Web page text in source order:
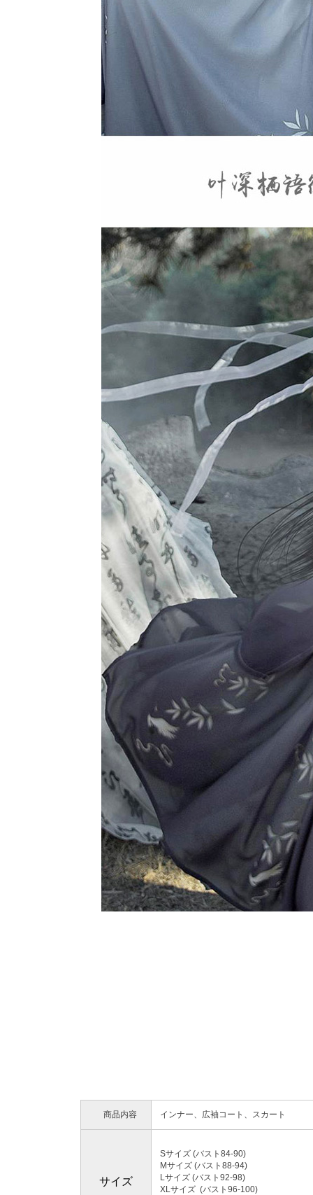
商品内容 インナー、広袖コート、スカート
サイズ
Sサイズ (バスト84-90)
Mサイズ (バスト88-94)
Lサイズ (バスト92-
XLサイズ (バ